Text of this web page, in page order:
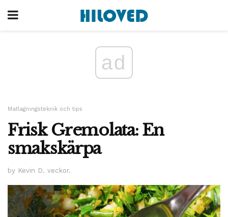
ad
Matlagningsteknik och tips
Frisk Gremolata: En
smakskärpa
by Kevin D. veckor.